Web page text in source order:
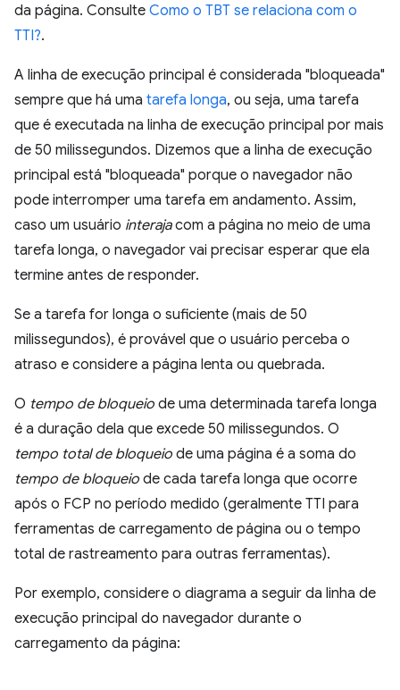
da página. Consulte Como o TBT se relaciona com o
TTI?.
A linha de execução principal é considerada "bloqueada"
sempre que há uma tarefa longa, ou seja, uma tarefa
que é executada na linha de execução principal por mais
de 50 milissegundos. Dizemos que a linha de execução
principal está "bloqueada" porque o navegador não
pode interromper uma tarefa em andamento. Assim,
caso um usuário interajacom a página no meio de uma
tarefa longa, o navegador vai precisar esperar que ela
termine antes de responder.
Se a tarefa for longa o suficiente (mais de 50
milissegundos), é provável que o usuário perceba o
atraso e considere a página lenta ou quebrada.
O tempo de bloqueio de uma determinada tarefa longa
é a duração dela que excede 50 milissegundos. O
tempo total de bloqueio de uma página é a soma do
tempo de bloqueio de cada tarefa longa que ocorre
após o FCP no período medido (geralmente TTI para
ferramentas de carregamento de página ou o tempo
total de rastreamento para outras ferramentas).
Por exemplo, considere o diagrama a seguir da linha de
execução principal do navegador durante o
carregamento da página: